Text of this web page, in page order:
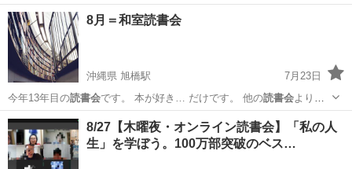
8月＝和室読書会
沖縄県 旭橋駅
7月23日
今年13年目の読書会です。 本が好き… だけです。 他の読書会よりも
和室
沖縄 那覇市 旭橋駅 その他 読書会
8/27【木曜夜・オンライン読書会】「私の人
生」を学ぼう。100万部突破のベス…